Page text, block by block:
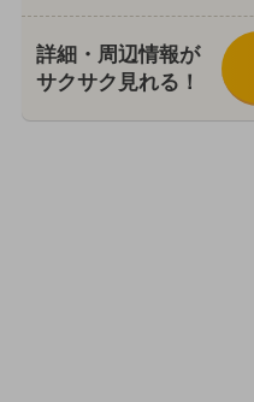
詳細・周辺情報が
サクサク見れる！